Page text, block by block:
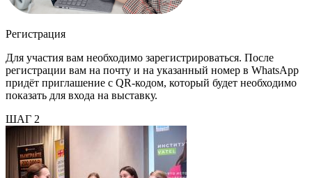
Регистрация
Для участия вам необходимо зарегистрироваться. После
регистрации вам на почту и на указанный номер в WhatsApp
придёт приглашение с QR-кодом, который будет необходимо
показать для входа на выставку.
ШАГ 2